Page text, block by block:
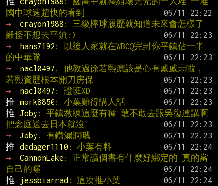
國中球速超快的看到
→
crayon1988 : 三級棒球履歷就知道未來會怎樣了
難怪不想去平鎮:)
→
hans7192 : 以後人家就在WBCQ完封你平鎮佔一半
的中華隊
→
nacl0497 : 他教過徐若熙應該是心有戚戚焉啦，
若熙資歷根本開刀房保
→
nacl0497 : 證班XD
推
mork8850 : 小葉難得講人話
推
Joby : 平鎮教練這麼有種 敢不敢去跟吳復連講啊
把念庭送去日本就沒
→
Joby : 有鑽漏洞哦
推
dedager1110 : 小葉有料
→
CannonLake : 正常讀個書有什麼好綁定的 真的當
自己的喔
推
jessbianrad : 這次推小葉